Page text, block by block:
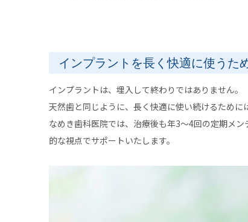
インプラントを長く快適に使うた
インプラントは、埋入して終わりではありません。
天然歯と同じように、長く快適に使い続けるために
なめき歯科医院では、治療後も年3〜4回の定期メ
的な視点でサポートいたします。